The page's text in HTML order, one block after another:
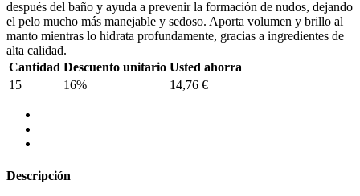
después del baño y ayuda a prevenir la formación de nudos, dejando
el pelo mucho más manejable y sedoso. Aporta volumen y brillo al
manto mientras lo hidrata profundamente, gracias a ingredientes de
alta calidad.
Cantidad Descuento unitario Usted ahorra
15
16% 14,76 €
Descripción